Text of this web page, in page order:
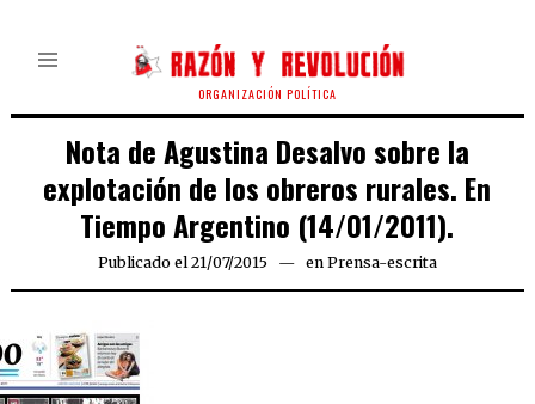
ORGANIZACIÓN POLÍTICA
Nota de Agustina Desalvo sobre la
explotación de los obreros rurales. En
Tiempo Argentino (14/01/2011).
Publicado el 21/07/201521/07/2015
en Prensa-escrita